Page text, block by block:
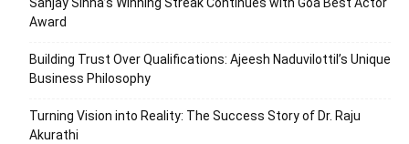
Award
Building Trust Over Qualifications: Ajeesh Naduvilottil’s Unique
Business Philosophy
Turning Vision into Reality: The Success Story of Dr. Raju
Akurathi